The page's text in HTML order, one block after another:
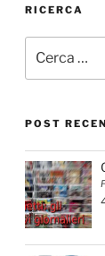
RICERCA
POST